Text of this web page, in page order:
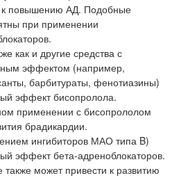
к повышению АД. Подобные
при применении
как и другие средства с
эффектом (например,
барбитураты, фенотиазины)
эффект бисопролола.
применении с бисопрололом
брадикардии.
ингибиторов МАО типа B)
эффект бета-адреноблокаторов.
может привести к развитию